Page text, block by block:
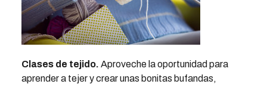
Clases de tejido. Aproveche la oportunidad para
aprender a tejer y crear unas bonitas bufandas,